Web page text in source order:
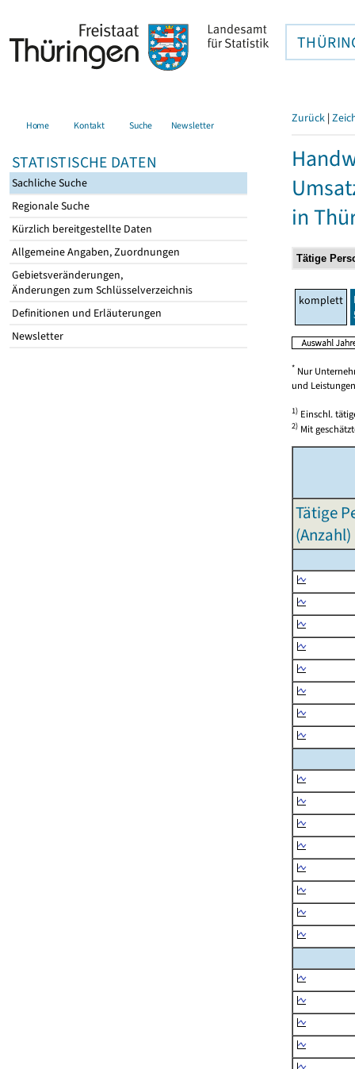
Home Kontakt Suche Newsletter
STATISTISCHE DATEN
Sachliche Suche
Regionale Suche
Kürzlich bereitgestellte Daten
Allgemeine Angaben, Zuordnungen
Gebietsveränderungen,
Änderungen zum Schlüsselverzeichnis
Definitionen und Erläuterungen
Newsletter
Zurück |
in
komplett
* Nur
und
1) Einschl.
2) Mit
Tätige
(Anzahl)